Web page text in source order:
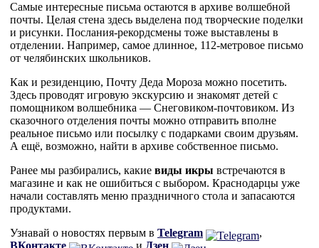
Самые интересные письма остаются в архиве волшебной
почты. Целая стена здесь выделена под творческие поделки
и рисунки. Послания-рекордсмены тоже выставлены в
отделении. Например, самое длинное, 112-метровое письмо
от челябинских школьников.
Как и резиденцию, Почту Деда Мороза можно посетить.
Здесь проводят игровую экскурсию и знакомят детей с
помощником волшебника — Снеговиком-почтовиком. Из
сказочного отделения почты можно отправить вполне
реальное письмо или посылку с подарками своим друзьям.
А ещё, возможно, найти в архиве собственное письмо.
Ранее мы разбирались, какие виды икры встречаются в
магазине и как не ошибиться с выбором. Краснодарцы уже
начали составлять меню праздничного стола и запасаются
продуктами.
Узнавай о новостях первым в Telegram
,
ВКонтакте
и Дзен .